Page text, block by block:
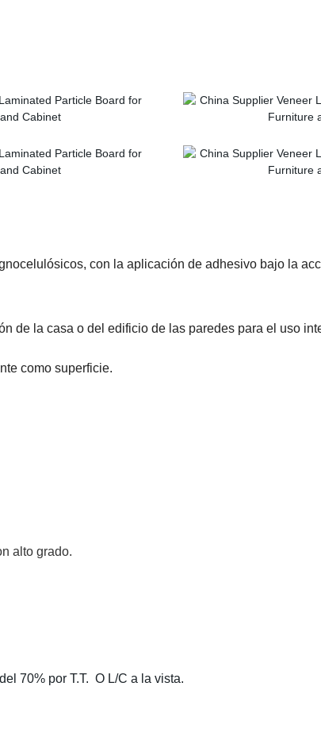
, con la aplicación de adhesivo bajo la
de la casa o del edificio de las paredes para el uso
como superficie.
alto grado.
70% por T.T. O L/C a la vista.